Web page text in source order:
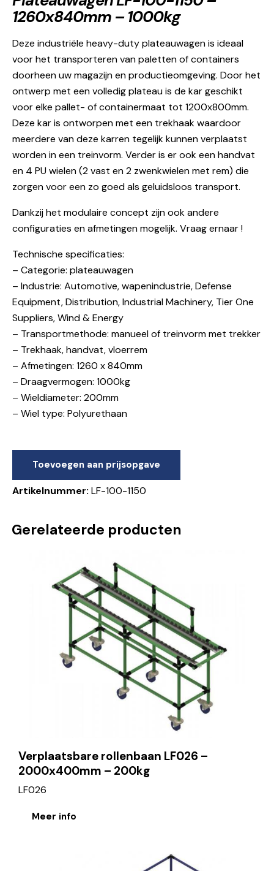
1260x840mm – 1000kg
Deze industriële heavy-duty plateauwagen is ideaal
voor het transporteren van paletten of containers
doorheen uw magazijn en productieomgeving. Door het
ontwerp met een volledig plateau is de kar geschikt
voor elke pallet- of containermaat tot 1200x800mm.
Deze kar is ontworpen met een trekhaak waardoor
meerdere van deze karren tegelijk kunnen verplaatst
worden in een treinvorm. Verder is er ook een handvat
en 4 PU wielen (2 vast en 2 zwenkwielen met rem) die
zorgen voor een zo goed als geluidsloos transport.
Dankzij het modulaire concept zijn ook andere
configuraties en afmetingen mogelijk. Vraag ernaar !
Technische specificaties:
– Categorie: plateauwagen
– Industrie: Automotive, wapenindustrie, Defense
Equipment, Distribution, Industrial Machinery, Tier One
Suppliers, Wind & Energy
– Transportmethode: manueel of treinvorm met trekker
– Trekhaak, handvat, vloerrem
– Afmetingen: 1260 x 840mm
– Draagvermogen: 1000kg
– Wieldiameter: 200mm
– Wiel type: Polyurethaan
Toevoegen aan prijsopgave
Artikelnummer: LF-100-1150
Gerelateerde producten
Verplaatsbare rollenbaan LF026 –
2000x400mm – 200kg
LF026
Meer info